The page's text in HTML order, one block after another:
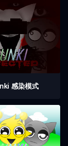
感染模式